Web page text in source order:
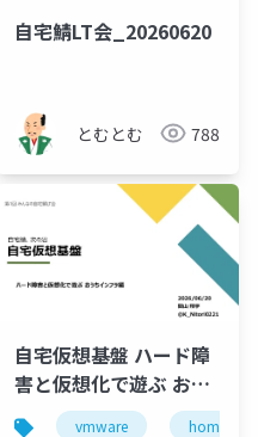
自宅鯖LT会_20260620
とむとむ 788
自宅仮想基盤 ハード障
害と仮想化で遊ぶ おう
ちインフラ編
vmware homelab